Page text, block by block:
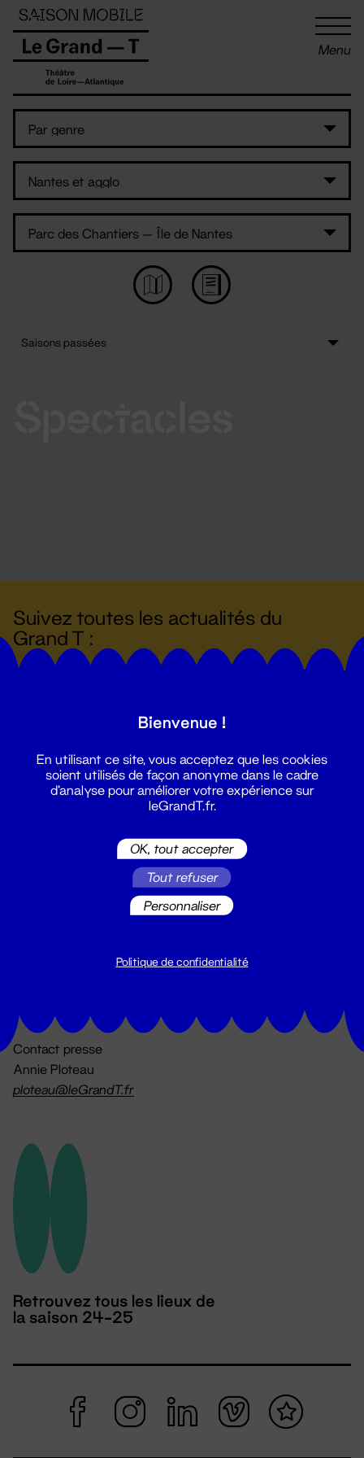
Menu
Suivez toutes les actualités du
Grand T :
billetterie@leGrandT.fr
Du lundi au vendredi 14h → 18h
Contact presse
Annie Ploteau
ploteau@leGrandT.fr
Retrouvez tous les lieux de
la saison 24-25
Panneau de gestion des cookies
Bienvenue !
En utilisant ce site, vous acceptez que les cookies
soient utilisés de façon anonyme dans le cadre
d'analyse pour améliorer votre expérience sur
leGrandT.fr.
OK, tout accepter
Tout refuser
Personnaliser
Politique de confidentialité